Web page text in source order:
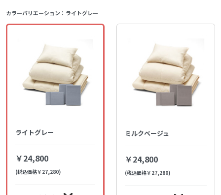
カラーバリエーション： ライトグレー
ライトグレー
￥24,800
(税込価格￥27,280)
ミルクベージュ
￥24,800
(税込価格￥27,280)